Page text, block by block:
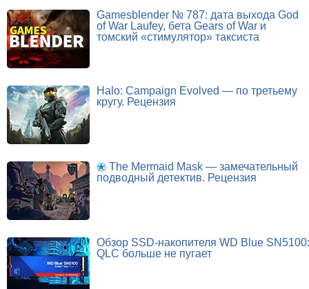
Gamesblender № 787: дата выхода God
of War Laufey, бета Gears of War и
томский «стимулятор» таксиста
Halo: Campaign Evolved — по третьему
кругу. Рецензия
The Mermaid Mask — замечательный
подводный детектив. Рецензия
Обзор SSD-накопителя WD Blue SN5100:
QLC больше не пугает